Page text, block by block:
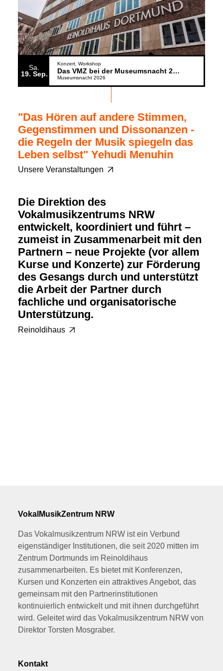
Sa.
19 Sep.
Konzert Workshop
Das VMZ bei der Museumsnacht 2026
Museumsnacht 2026
"Das Hören auf andere Stimmen,
Gegenstimmen und Dissonanzen -
die Regeln der Musik spiegeln das
Leben selbst" Yehudi Menuhin
Unsere Veranstaltungen
Die Direktion des
Vokalmusikzentrums NRW
entwickelt, koordiniert und führt –
zumeist in Zusammenarbeit mit den
Partnern – neue Projekte (vor allem
Kurse und Konzerte) zur Förderung
des Gesangs durch und unterstützt
die Arbeit der Partner durch
fachliche und organisatorische
Unterstützung.
Reinoldihaus
VokalMusikZentrum NRW
Das Vokalmusikzentrum NRW ist ein Verbund
eigenständiger Institutionen, die seit 2020 mitten im
Zentrum Dortmunds im Reinoldihaus
zusammenarbeiten. Es bietet mit Konferenzen,
Kursen und Konzerten ein attraktives Angebot, das
gemeinsam mit den Partnerinstitutionen
kontinuierlich entwickelt und mit ihnen durchgeführt
wird. Geleitet wird das Vokalmusikzentrum NRW von
Direktor Torsten Mosgraber.
Kontakt